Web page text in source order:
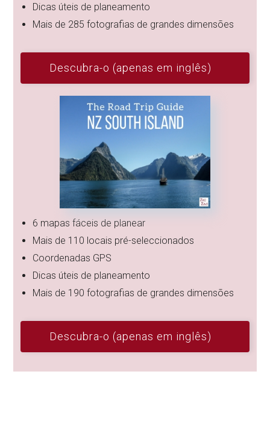
Dicas úteis de planeamento
Mais de 285 fotografias de grandes dimensões
Descubra-o (apenas em inglês)
6 mapas fáceis de planear
Mais de 110 locais pré-seleccionados
Coordenadas GPS
Dicas úteis de planeamento
Mais de 190 fotografias de grandes dimensões
Descubra-o (apenas em inglês)